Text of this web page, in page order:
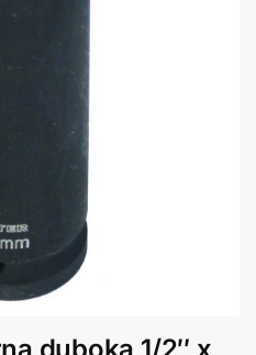
duboka 1/2″ x